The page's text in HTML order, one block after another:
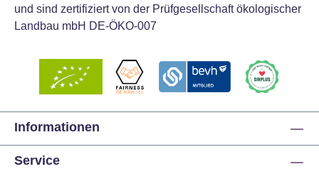
und sind zertifiziert von der Prüfgesellschaft ökologischer
Landbau mbH DE-ÖKO-007
Informationen
Service